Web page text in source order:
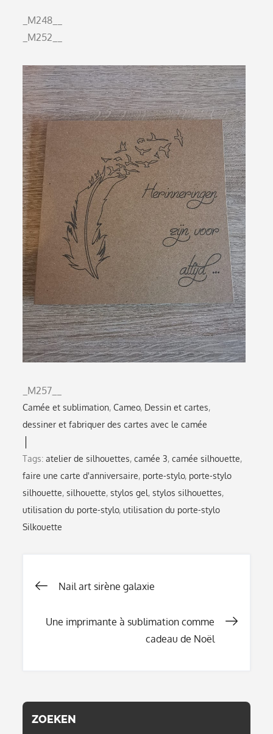
_M248__
_M252__
_M257__
Camée et sublimation Cameo Dessin et cartes
dessiner et fabriquer des cartes avec le camée
Tags:atelier de silhouettes,camée 3,camée silhouette,
faire une carte d'anniversaire, porte-stylo, porte-stylo
silhouette,silhouette,stylos gel,stylos silhouettes,
utilisation du porte-stylo,utilisation du porte-stylo
Silkouette
Navigation
l’article
Nail art sirène galaxie
Une imprimante à sublimation comme
cadeau de Noël
ZOEKEN